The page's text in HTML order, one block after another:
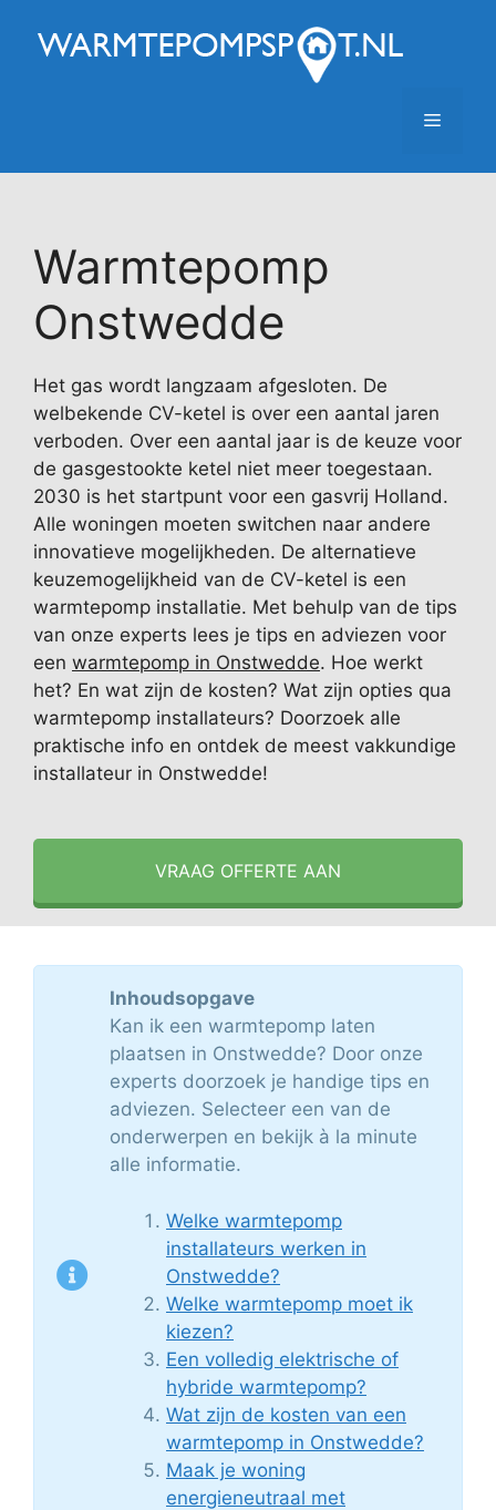
naar
Menu
Warmtepomp
Onstwedde
Het gas wordt langzaam afgesloten. De
welbekende CV-ketel is over een aantal jaren
verboden. Over een aantal jaar is de keuze voor
de gasgestookte ketel niet meer toegestaan.
2030 is het startpunt voor een gasvrij Holland.
Alle woningen moeten switchen naar andere
innovatieve mogelijkheden. De alternatieve
keuzemogelijkheid van de CV-ketel is een
warmtepomp installatie. Met behulp van de tips
van onze experts lees je tips en adviezen voor
een warmtepomp in Onstwedde. Hoe werkt
het? En wat zijn de kosten? Wat zijn opties qua
warmtepomp installateurs? Doorzoek alle
praktische info en ontdek de meest vakkundige
installateur in Onstwedde!
VRAAG OFFERTE AAN
Inhoudsopgave
Kan ik een warmtepomp laten
plaatsen in Onstwedde? Door onze
experts doorzoek je handige tips en
adviezen. Selecteer een van de
onderwerpen en bekijk à la minute
alle informatie.
Welke warmtepomp
installateurs werken in
Onstwedde?
Welke warmtepomp moet ik
kiezen?
Een volledig elektrische of
hybride warmtepomp?
Wat zijn de kosten van een
warmtepomp in Onstwedde?
Maak je woning
energieneutraal met